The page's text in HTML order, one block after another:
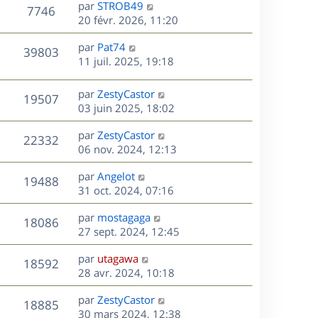
s
n
i
e
r
m
e
s
s
a
g
e
7746V
u
e
D
e
r
n
i
e
r
m
e
s
s
a
g
e
par STROB49
20 févr. 2026, 11:20
39803V
u
e
D
e
n
i
e
r
m
e
s
s
a
g
e
par Pat74
11 juil. 2025, 19:18
19507V
u
e
s
D
e
r
n
i
e
r
m
e
s
s
a
g
e
par ZestyCastor
03 juin 2025, 18:02
22332V
u
e
D
e
r
n
i
e
r
m
e
s
s
a
g
par ZestyCastor
06 nov. 2024, 12:13
19488V
u
e
s
D
e
r
n
i
e
r
m
e
s
par Angelot
31 oct. 2024, 07:16
18086V
u
e
D
e
r
n
i
e
r
par mostagaga
27 sept. 2024, 12:45
18592V
u
D
e
r
n
i
par utagawa
28 avr. 2024, 10:18
18885V
D
e
par ZestyCastor
30 mars 2024, 12:38